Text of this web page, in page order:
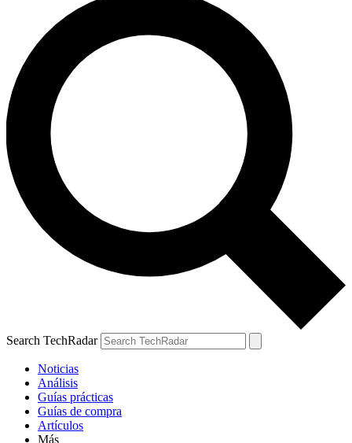
Search TechRadar
Noticias
Análisis
Guías prácticas
Guías de compra
Artículos
Más